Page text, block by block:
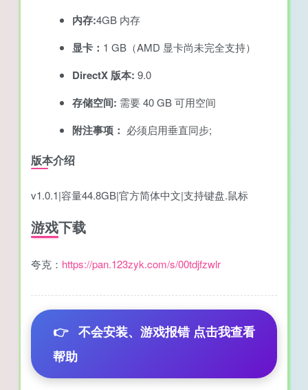
内存:4GB 内存
显卡： 1 GB（AMD 显卡尚未完全支持）
DirectX 版本: 9.0
存储空间: 需要 40 GB 可用空间
附注事项： 必须启用垂直同步;
版本介绍
v1.0.1|容量44.8GB|官方简体中文|支持键盘.鼠标
游戏下载
夸克： https://pan.123zyk.com/s/00tdjfzwlr
👉 不会安装、游戏报错 点击我查看
帮助